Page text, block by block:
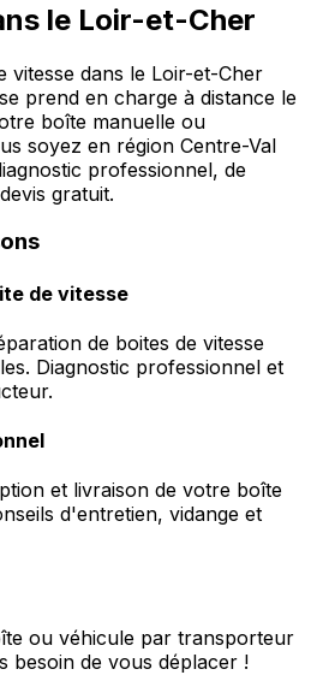
le Loir-et-Cher
vitesse dans le Loir-et-Cher
prend en charge à distance le
boîte manuelle ou
soyez en région Centre-Val
professionnel, de
gratuit.
de vitesse
de boites de vitesse
Diagnostic professionnel et
et livraison de votre boîte
d'entretien, vidange et
ou véhicule par transporteur
besoin de vous déplacer !